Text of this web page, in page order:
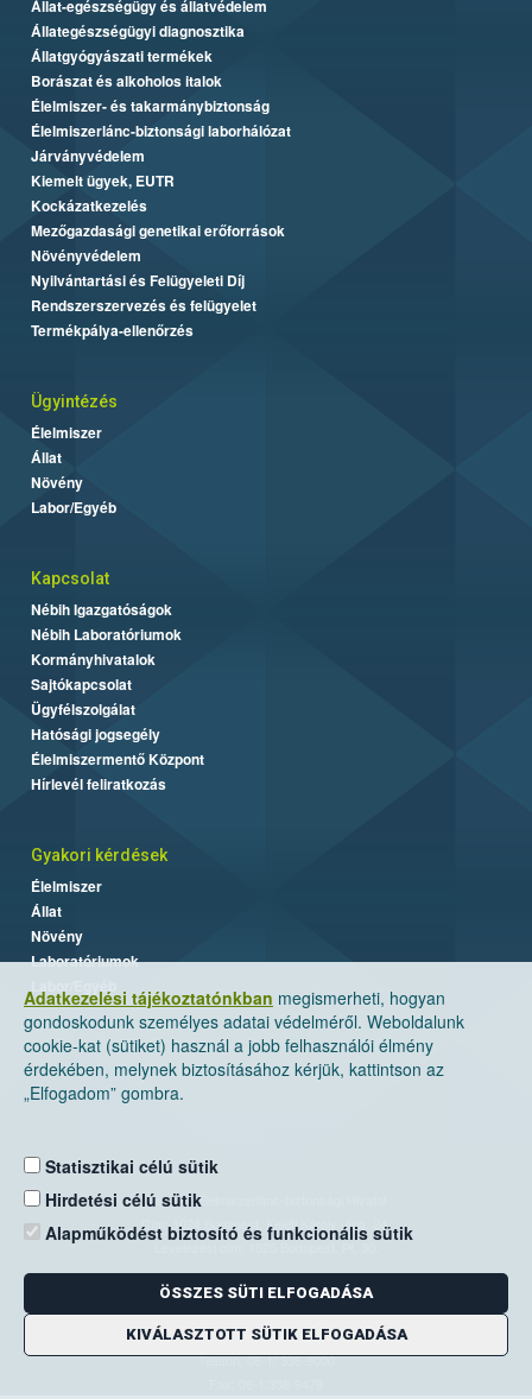
Adatkezelési tájékoztatónkban megismerheti, hogyan
gondoskodunk személyes adatai védelméről. Weboldalunk
cookie-kat (sütiket) használ a jobb felhasználói élmény
érdekében, melynek biztosításához kérjük, kattintson az
„Elfogadom” gombra.
Statisztikai célú sütik
Hirdetési célú sütik
Alapműködést biztosító és funkcionális sütik
ÖSSZES SÜTI ELFOGADÁSA
KIVÁLASZTOTT SÜTIK ELFOGADÁSA
Állat-egészségügy és állatvédelem
Állategészségügyi diagnosztika
Állatgyógyászati termékek
Borászat és alkoholos italok
Élelmiszer- és takarmánybiztonság
Élelmiszerlánc-biztonsági laborhálózat
Járványvédelem
Kiemelt ügyek, EUTR
Kockázatkezelés
Mezőgazdasági genetikai erőforrások
Növényvédelem
Nyilvántartási és Felügyeleti Díj
Rendszerszervezés és felügyelet
Termékpálya-ellenőrzés
Ügyintézés
Élelmiszer
Állat
Növény
Labor/Egyéb
Kapcsolat
Nébih Igazgatóságok
Nébih Laboratóriumok
Kormányhivatalok
Sajtókapcsolat
Ügyfélszolgálat
Hatósági jogsegély
Élelmiszermentő Központ
Hírlevél feliratkozás
Gyakori kérdések
Élelmiszer
Állat
Növény
Laboratóriumok
Nemzeti Élelmiszerlánc-biztonsági Hivatal
Cím: 1024 Budapest, Keleti Károly utca. 24.
E-mail:ugyfelszolgalat@nebih.gov.hu
Zöld szám: 06-80/263-244
Telefon: 06-1/ 336-9000